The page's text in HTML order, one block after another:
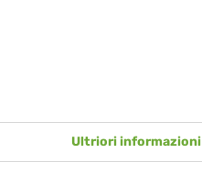
Ultriori informazioni